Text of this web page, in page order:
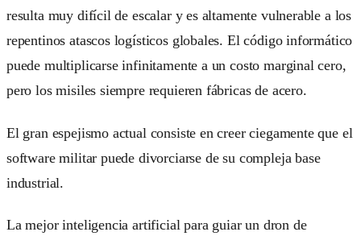
resulta muy difícil de escalar y es altamente vulnerable a los
repentinos atascos logísticos globales. El código informático
puede multiplicarse infinitamente a un costo marginal cero,
pero los misiles siempre requieren fábricas de acero.
El gran espejismo actual consiste en creer ciegamente que el
software militar puede divorciarse de su compleja base
industrial.
La mejor inteligencia artificial para guiar un dron de